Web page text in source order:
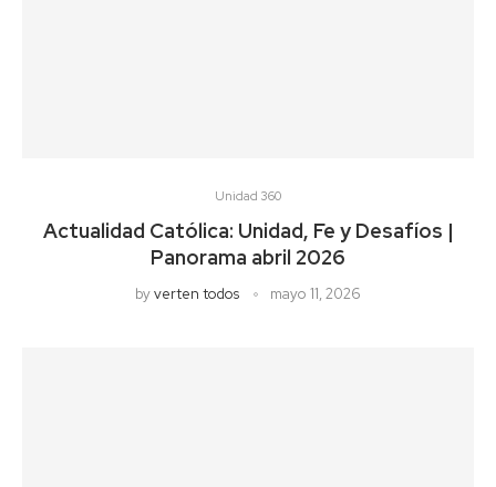
Unidad 360
Actualidad Católica: Unidad, Fe y Desafíos |
Panorama abril 2026
byverten todos mayo 11, 2026